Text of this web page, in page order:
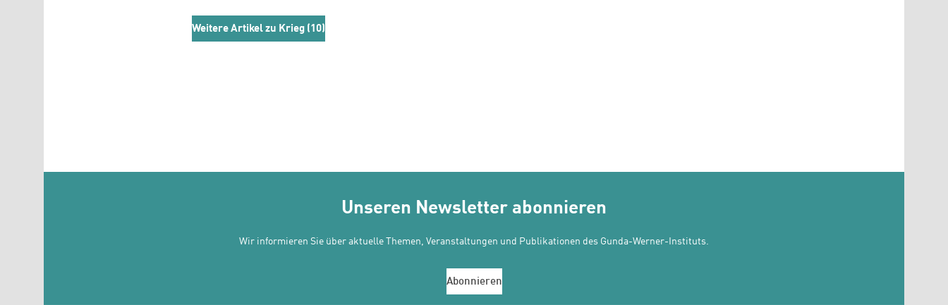
Weitere Artikel zu Krieg (10)
Unseren Newsletter abonnieren
Wir informieren Sie über aktuelle Themen, Veranstaltungen und Publikationen des Gunda-Werner-Instituts.
Abonnieren